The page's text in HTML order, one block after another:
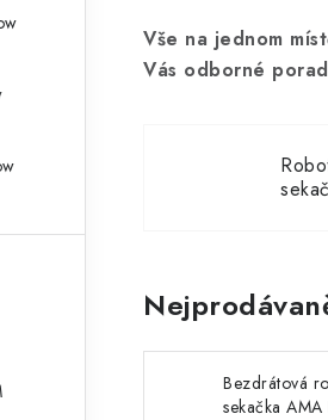
Vše na jednom
Vás odborné
Bezdrátová
sekačka AMA